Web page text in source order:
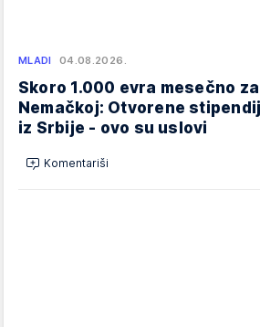
MLADI 04.08.2026.
Skoro 1.000 evra mesečno
Nemačkoj: Otvorene
iz Srbije - ovo su uslovi
Komentariši